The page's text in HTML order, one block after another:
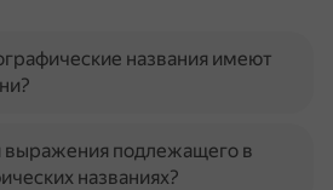
названия имеют
выражения подлежащего в
названиях?